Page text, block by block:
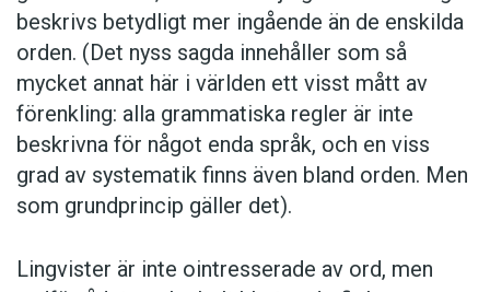
beskrivs betydligt mer ingående än de enskilda
orden. (Det nyss sagda innehåller som så
mycket annat här i världen ett visst mått av
förenkling: alla grammatiska regler är inte
beskrivna för något enda språk, och en viss
grad av systematik finns även bland orden. Men
som grundprincip gäller det).
Lingvister är inte ointresserade av ord, men